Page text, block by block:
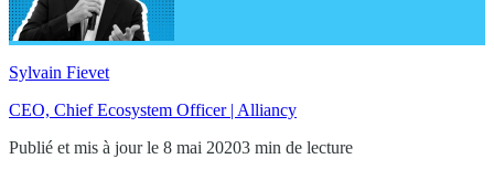
Sylvain Fievet
CEO, Chief Ecosystem Officer | Alliancy
Publié et mis à jour le 8 mai 20203 min de lecture